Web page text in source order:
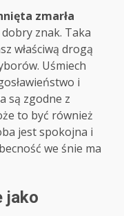
zmarła
znak. Taka
właściwą drogą
Uśmiech
i
są zgodne z
to być również
jest spokojna i
we śnie ma
jako